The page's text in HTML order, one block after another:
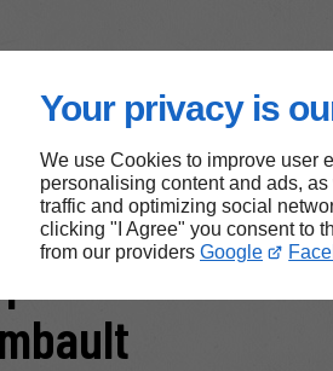
Your privacy is
We use Cookies to improve user
personalising content and ads,
traffic and optimizing social
clicking "I Agree" you consent to
from our providers Google
: votre magasin
de
de